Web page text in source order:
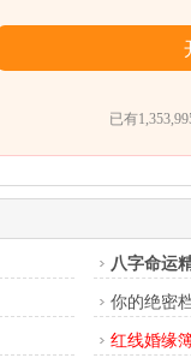
已有
八字命运
你的绝密
红线婚缘